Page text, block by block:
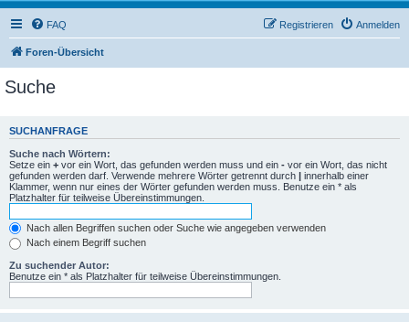
FAQ Anmelden
Registrieren
Foren-Übersicht
Suche
SUCHANFRAGE
Suche nach Wörtern:
Setze ein + vor ein Wort, das gefunden werden muss und ein - vor ein Wort, das nicht
gefunden werden darf. Verwende mehrere Wörter getrennt durch | innerhalb einer
Klammer, wenn nur eines der Wörter gefunden werden muss. Benutze ein * als
Platzhalter für teilweise Übereinstimmungen.
Nach allen Begriffen suchen oder Suche wie angegeben verwenden
Nach einem Begriff suchen
Zu suchender Autor:
Benutze ein * als Platzhalter für teilweise Übereinstimmungen.